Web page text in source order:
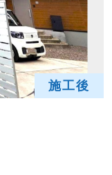
施工後